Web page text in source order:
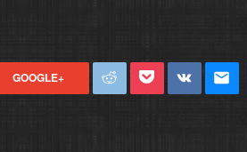
GOOGLE+